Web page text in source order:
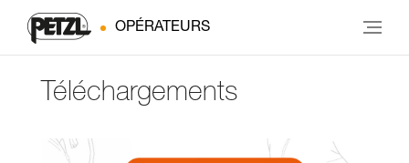
OPÉRATEURS
Téléchargements